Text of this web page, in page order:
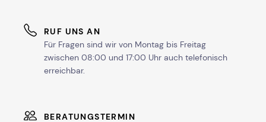
RUF UNS AN
Für Fragen sind wir von Montag bis Freitag
zwischen 08:00 und 17:00 Uhr auch telefonisch
erreichbar.
BERATUNGSTERMIN